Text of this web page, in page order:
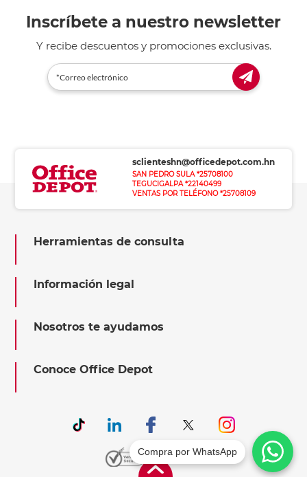
Inscríbete a nuestro newsletter
Y recibe descuentos y promociones exclusivas.
sclienteshn@officedepot.com.hn
SAN PEDRO SULA *25708100
TEGUCIGALPA *22140499
VENTAS POR TELÉFONO *25708109
Herramientas de consulta
Información legal
Nosotros te ayudamos
Conoce Office Depot
Compra por WhatsApp